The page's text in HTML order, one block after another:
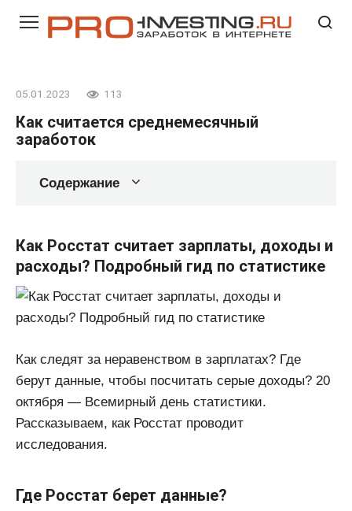
05.01.2023 113
Как считается среднемесячный
заработок
Содержание
Как Росстат считает зарплаты, доходы и
расходы? Подробный гид по статистике
Как следят за неравенством в зарплатах? Где
берут данные, чтобы посчитать серые доходы? 20
октября — Всемирный день статистики.
Рассказываем, как Росстат проводит
исследования.
Где Росстат берет данные?